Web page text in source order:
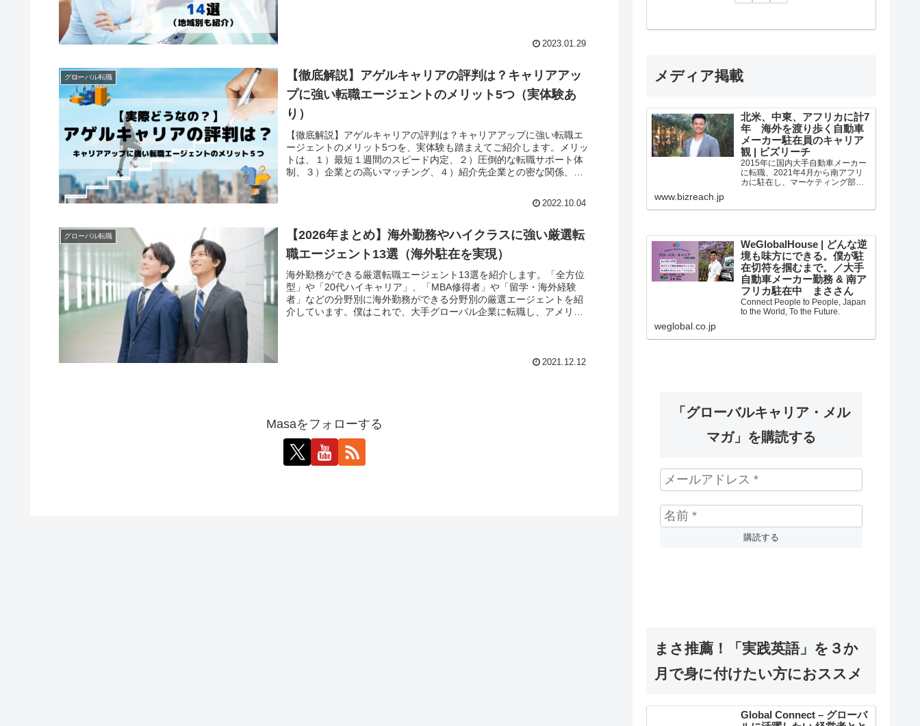
2023.01.29
グローバル転職
【徹底解説】アゲルキャリアの評判は？キャリアアッ
プに強い転職エージェントのメリット5つ（実体験あ
り）
【徹底解説】アゲルキャリアの評判は？キャリアアップに強い転職エ
ージェントのメリット5つを、実体験も踏まえてご紹介します。メリッ
トは、１）最短１週間のスピード内定、２）圧倒的な転職サポート体
制、３）企業との高いマッチング、４）紹介先企業との密な関係、
2022.10.04
グローバル転職
【2026年まとめ】海外勤務やハイクラスに強い厳選転
職エージェント13選（海外駐在を実現）
海外勤務ができる厳選転職エージェント13選を紹介します。「全方位
型」や「20代ハイキャリア」、「MBA修得者」や「留学・海外経験
者」などの分野別に海外勤務ができる分野別の厳選エージェントを紹
介しています。僕はこれで、大手グローバル企業に転職し、アメリカ
2021.12.12
Masaをフォローする
メディア掲載
北米、中東、アフリカに計7
年 海外を渡り歩く自動車
メーカー駐在員のキャリア
観 | ビズリーチ
2015年に国内大手自動車メーカー
に転職、2021年4月から南アフリ
カに駐在し、マーケティング部署
トしながら、南アフリカのマーケ
ビア、アラブ首長国連邦、北米で...
www.bizreach.jp
WeGlobalHouse | どんな逆
境も味方にできる。僕が駐
在切符を掴むまで。／大手
自動車メーカー勤務 & 南ア
フリカ駐在中 まささん
Connect People to People, Japan
to the World, To the Future.
weglobal.co.jp
「グローバルキャリア・メル
マガ」を購読する
まさ推薦！「実践英語」を３か
月で身に付けたい方におススメ
Global Connect – グローバ